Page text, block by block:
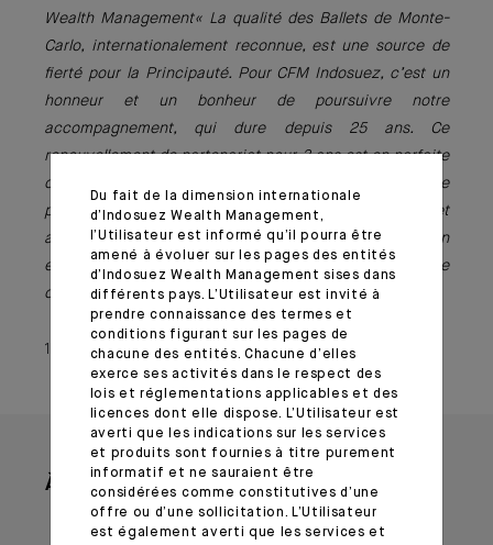
Wealth Management« La qualité des Ballets de Monte-
Carlo, internationalement reconnue, est une source de
fierté pour la Principauté. Pour CFM Indosuez, c’est un
honneur et un bonheur de poursuivre notre
accompagnement, qui dure depuis 25 ans. Ce
renouvellement de partenariat pour 3 ans est en parfaite
cohérence avec l’ambition du groupe Indosuez de
promouvoir l’excellence, les savoir-faire et la passion et
ainsi de soutenir les talents. Aussi, nous comptons bien
écrire pendant de longues années encore une histoire
commune avec les Ballets de Monte-Carlo. »
13 février 2024
À lire aussi
Du fait de la dimension internationale
d’Indosuez Wealth Management,
l’Utilisateur est informé qu’il pourra être
amené à évoluer sur les pages des entités
d’Indosuez Wealth Management sises dans
différents pays. L’Utilisateur est invité à
prendre connaissance des termes et
conditions figurant sur les pages de
chacune des entités. Chacune d’elles
exerce ses activités dans le respect des
lois et réglementations applicables et des
licences dont elle dispose. L’Utilisateur est
averti que les indications sur les services
et produits sont fournies à titre purement
informatif et ne sauraient être
considérées comme constitutives d’une
offre ou d’une sollicitation. L’Utilisateur
est également averti que les services et